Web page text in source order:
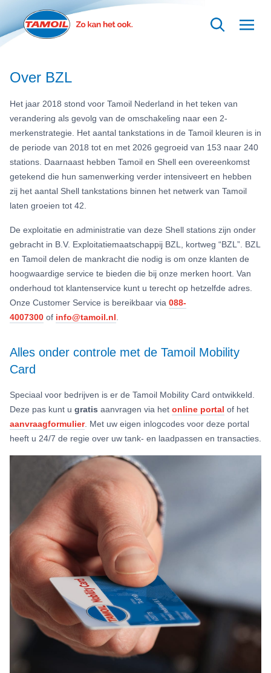
Ga naar hoofdinhoud
Over BZL
Het jaar 2018 stond voor Tamoil Nederland in het teken van
verandering als gevolg van de omschakeling naar een 2-
merkenstrategie. Het aantal tankstations in de Tamoil kleuren is in
de periode van 2018 tot en met 2026 gegroeid van 153 naar 240
stations. Daarnaast hebben Tamoil en Shell een overeenkomst
getekend die hun samenwerking verder intensiveert en hebben
zij het aantal Shell tankstations binnen het netwerk van Tamoil
laten groeien tot 42.
De exploitatie en administratie van deze Shell stations zijn onder
gebracht in B.V. Exploitatiemaatschappij BZL, kortweg “BZL”. BZL
en Tamoil delen de mankracht die nodig is om onze klanten de
hoogwaardige service te bieden die bij onze merken hoort. Van
onderhoud tot klantenservice kunt u terecht op hetzelfde adres.
Onze Customer Service is bereikbaar via 088-
4007300 of info@tamoil.nl
Alles onder controle met de Tamoil Mobility
Card
Speciaal voor bedrijven is er de Tamoil Mobility Card ontwikkeld.
Deze pas kunt u gratis aanvragen via het online portal of het
aanvraagformulier. Met uw eigen inlogcodes voor deze portal
heeft u 24/7 de regie over uw tank- en laadpassen en transacties.